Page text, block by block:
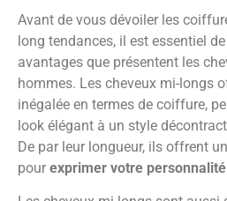
Avant de vous dévoiler les
long tendances, il est essentiel
avantages que présentent les
hommes. Les cheveux mi-longs
inégalée en termes de coiffure,
look élégant à un style
De par leur longueur, ils offrent
pour exprimer votre personnalité